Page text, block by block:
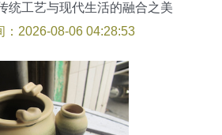
统工艺与现代生活的融合之美
：2026-08-06 04:28:53